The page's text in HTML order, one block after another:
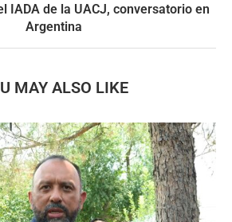
IADA de la UACJ, conversatorio en
Argentina
MAY ALSO LIKE